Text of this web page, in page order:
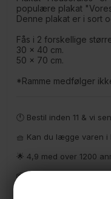
populære plakat
Denne plakat er i sort
Fås i 2 forskellige
30 x 40 cm.
50 x 70 cm.
*Ramme medfølger
🕚 Bestil inden 11 & vi
🧺 Kan du lægge varen
🌟 4,9 med over 1200
📦 Fragtfri v. køb over